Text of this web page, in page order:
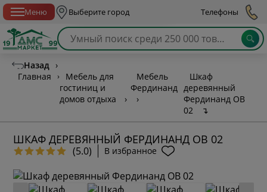
Меню Выберите город Телефоны
Назад ›
Главная
›
Мебель для
гостиниц и
домов отдыха
›
Мебель
Фердинанд
›
Шкаф
деревянный
Фердинанд ОВ
02
↴
ШКАФ ДЕРЕВЯННЫЙ ФЕРДИНАНД ОВ 02
(5.0) В избранное